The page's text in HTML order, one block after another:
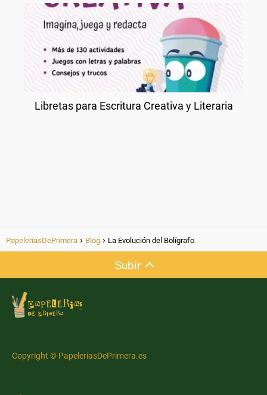
Libretas para Escritura Creativa y Literaria
PapeleriasDePrimera Blog La Evolución del Bolígrafo
Subir
Copyright © PapeleriasDePrimera.es